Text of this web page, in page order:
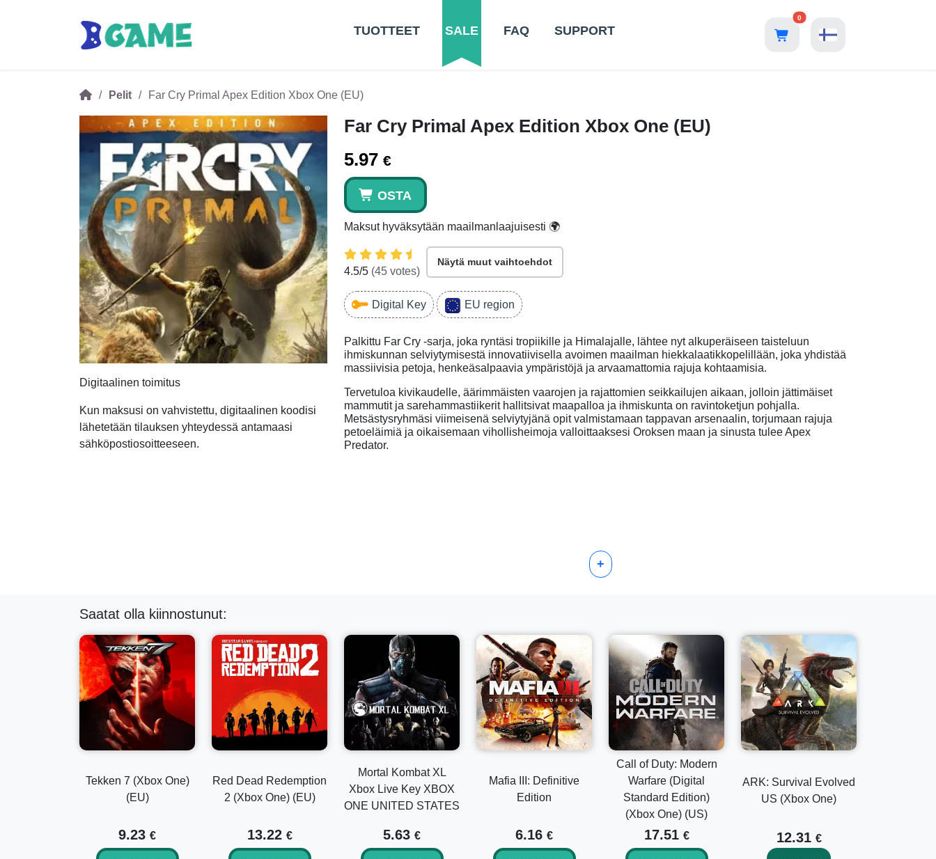
TUOTTEET SALE FAQ SUPPORT
0
Pelit Far Cry Primal Apex Edition Xbox One (EU)
Digitaalinen toimitus
Kun maksusi on vahvistettu, digitaalinen koodisi
lähetetään tilauksen yhteydessä antamaasi
sähköpostiosoitteeseen.
Far Cry Primal Apex Edition Xbox One (EU)
5.97 €
OSTA
Maksut hyväksytään maailmanlaajuisesti 🌍
4.5/5 (45 votes)
Näytä muut vaihtoehdot
Digital Key EU region
Palkittu Far Cry -sarja, joka ryntäsi tropiikille ja Himalajalle, lähtee nyt alkuperäiseen taisteluun
ihmiskunnan selviytymisestä innovatiivisella avoimen maailman hiekkalaatikkopelillään, joka yhdistää
massiivisia petoja, henkeäsalpaavia ympäristöjä ja arvaamattomia rajuja kohtaamisia.
Tervetuloa kivikaudelle, äärimmäisten vaarojen ja rajattomien seikkailujen aikaan, jolloin jättimäiset
mammutit ja sarehammastiikerit hallitsivat maapalloa ja ihmiskunta on ravintoketjun pohjalla.
Metsästysryhmäsi viimeisenä selviytyjänä opit valmistamaan tappavan arsenaalin, torjumaan rajuja
petoeläimiä ja oikaisemaan vihollisheimoja valloittaaksesi Oroksen maan ja sinusta tulee Apex
Predator.
+
Saatat olla kiinnostunut:
Tekken 7 (Xbox One)
(EU)
9.23 €
Red Dead Redemption
2 (Xbox One) (EU)
13.22 €
Mortal Kombat XL
Xbox Live Key XBOX
ONE UNITED STATES
5.63 €
Mafia III: Definitive
Edition
6.16 €
Call of Duty: Modern
Warfare (Digital
Standard Edition)
(Xbox One) (US)
17.51 €
ARK: Survival Evolved
US (Xbox One)
12.31 €